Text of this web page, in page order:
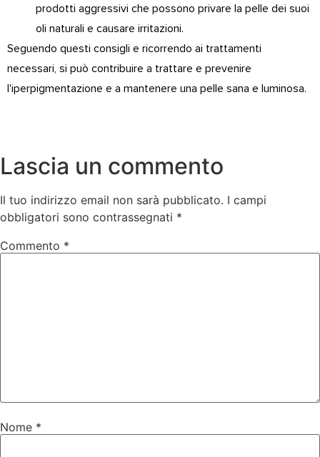
prodotti aggressivi che possono privare la pelle dei suoi
oli naturali e causare irritazioni.
Seguendo questi consigli e ricorrendo ai trattamenti
necessari, si può contribuire a trattare e prevenire
l'iperpigmentazione e a mantenere una pelle sana e luminosa.
Lascia un commento
Il tuo indirizzo email non sarà pubblicato. I campi
obbligatori sono contrassegnati *
Commento *
Nome *